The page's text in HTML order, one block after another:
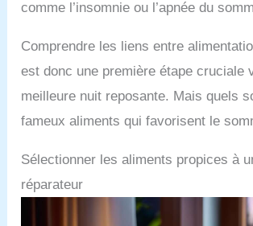
comme l’insomnie ou l’apnée du
Comprendre les liens entre
est donc une première étape cruciale
meilleure nuit reposante. Mais quels
fameux aliments qui favorisent le
Sélectionner les aliments propices à
réparateur